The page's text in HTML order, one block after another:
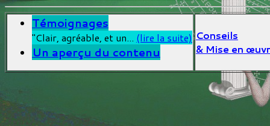
Témoignages
"Clair, agréable, et un... (lire la suite)
Un aperçu du contenu
Conseils
& Mise en